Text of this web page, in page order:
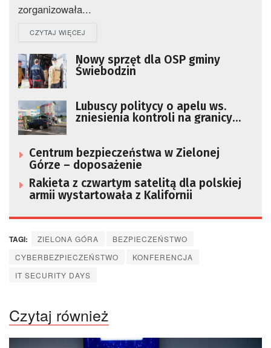
zorganizowała...
CZYTAJ WIĘCEJ
Nowy sprzęt dla OSP gminy
Świebodzin
Lubuscy politycy o apelu ws.
zniesienia kontroli na granicy
Centrum bezpieczeństwa w Zielonej
Górze – doposażenie
Rakieta z czwartym satelitą dla polskiej
armii wystartowała z Kalifornii
TAGI: ZIELONA GÓRA
BEZPIECZEŃSTWO
CYBERBEZPIECZEŃSTWO
KONFERENCJA
IT SECURITY DAYS
Czytaj również